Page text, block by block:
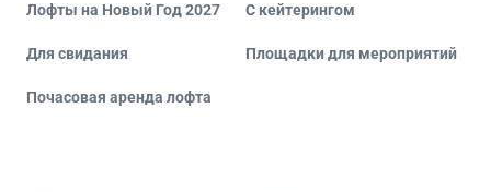
Лофты на Новый Год 2027 С кейтерингом
Для свидания Площадки для мероприятий
Почасовая аренда лофта